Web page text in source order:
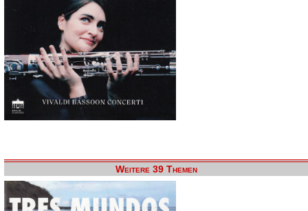
Weitere 39 Themen